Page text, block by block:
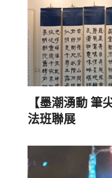
【墨潮湧動
法班聯展